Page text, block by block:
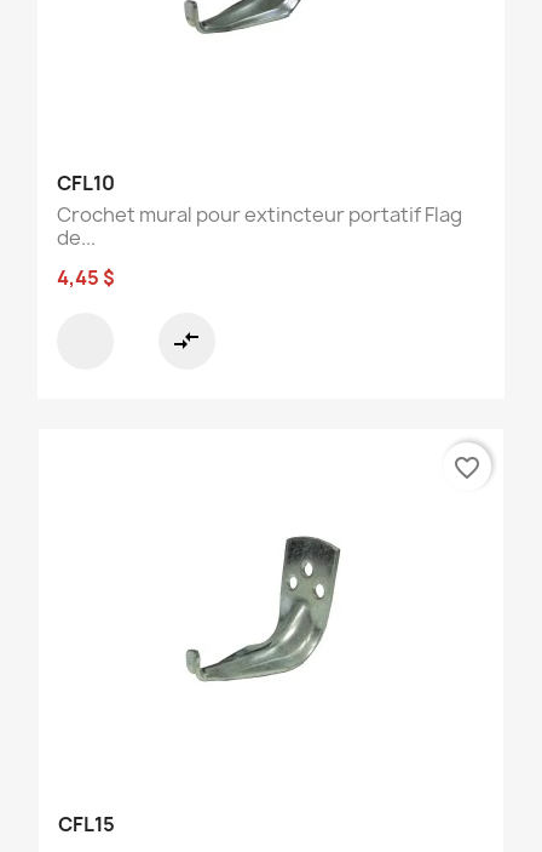
CFL10
Crochet mural pour extincteur portatif Flag
de...
4,45 $
compare_arrows
CFL15
favorite_border